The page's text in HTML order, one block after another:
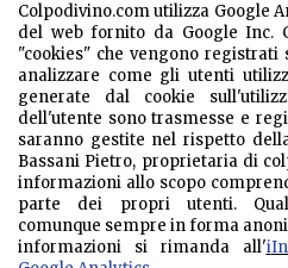
Colpodivino.com utilizza Google
del web fornito da Google Inc.
"cookies" che vengono registrati
analizzare come gli utenti
generate dal cookie
dell'utente sono trasmesse e
saranno gestite nel rispetto
Bassani Pietro, proprietaria di
informazioni allo scopo
parte dei propri utenti.
comunque sempre in forma
informazioni si rimanda all'i